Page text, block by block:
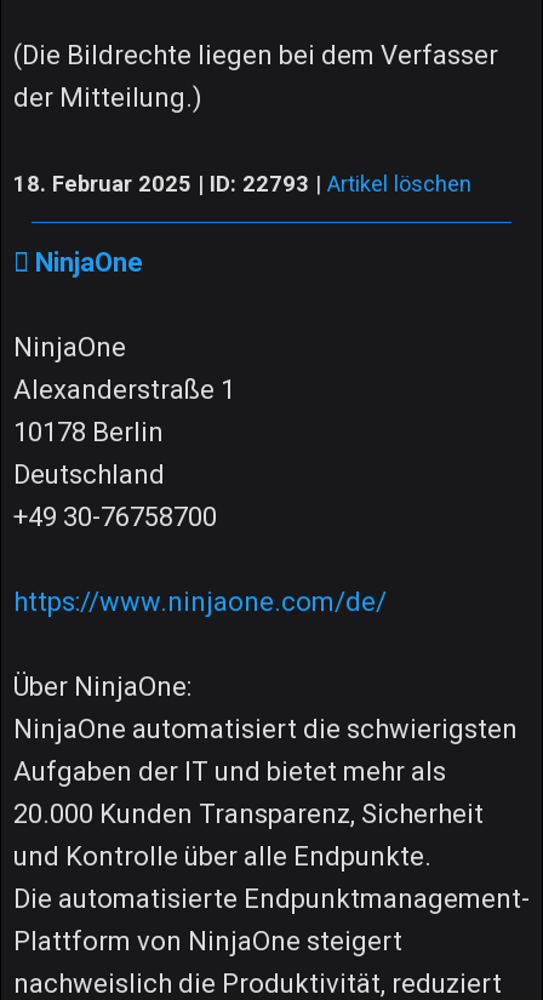
(Die Bildrechte liegen bei dem Verfasser
der Mitteilung.)
18. Februar 2025 | ID: 22793 | Artikel löschen
NinjaOne
NinjaOne
Alexanderstraße 1
10178 Berlin
Deutschland
+49 30-76758700
https://www.ninjaone.com/de/
Über NinjaOne:
NinjaOne automatisiert die schwierigsten
Aufgaben der IT und bietet mehr als
20.000 Kunden Transparenz, Sicherheit
und Kontrolle über alle Endpunkte.
Die automatisierte Endpunktmanagement-
Plattform von NinjaOne steigert
nachweislich die Produktivität, reduziert